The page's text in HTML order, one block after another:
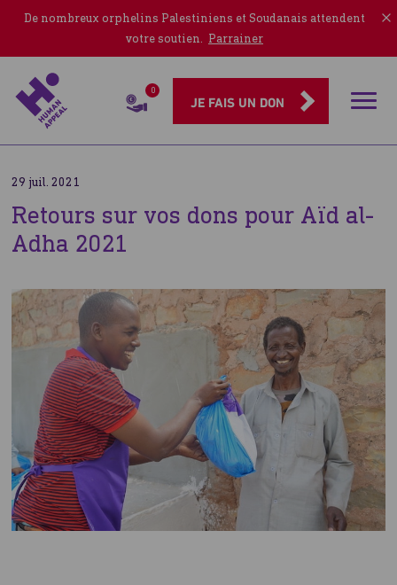
De nombreux orphelins Palestiniens et Soudanais attendent
votre soutien. Parrainer
0
JE FAIS UN DON
29 juil. 2021
Retours sur vos dons pour Aïd al-
Adha 2021